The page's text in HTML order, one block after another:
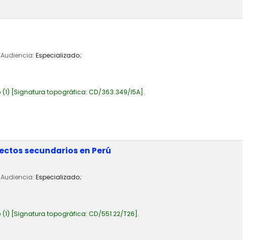
Especializado;
(1) Signatura topográfica: CD/363.349/I5A .
secundarios en Perú
Especializado;
(1) Signatura topográfica: CD/551.22/T26 .